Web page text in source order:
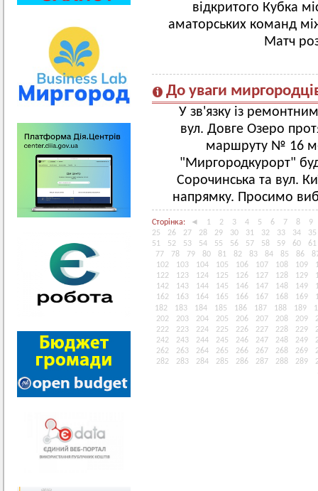
відкритого Кубка
аматорських команд
Матч
До уваги
У зв'язку із
вул. Довге Озеро
маршруту № 16
"Миргородкурорт"
Сорочинська та вул.
напрямку. Просимо
Сторінка: ◄ 1 2 3 4 5 6 7 8
9
25
26 27 28 29 30 31 32 33 34
35
51
52 53 54 55 56 57 58 59 60
61
77
78 79 80 81 82 83 84 85 86
102
103 104 105 106 107 108 109
122
123 124 125 126 127 128 129
142
143 144 145 146 147 148 149
162
163 164 165 166 167 168 169
182
183 184 185 186 187 188 189
202
203 204 205 206 207 208 209
222
223 224 225 226 227 228 229
242
243 244 245 246 247 248 249
262
263 264 265 266 267 268 269
282
283 284 285 286 287 288 289